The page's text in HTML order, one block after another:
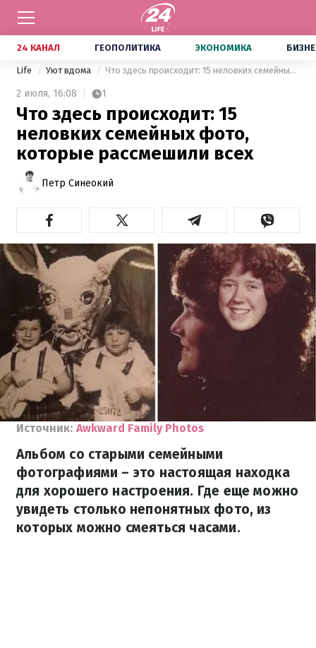
24 КАНАЛ ГЕОПОЛИТИКА ЭКОНОМИКА
Life Уют вдома Что здесь происходит: 15 неловких семейных фото, которые рассмешили всех
2 июля, 16:08 1
Что здесь происходит: 15
неловких семейных фото,
которые рассмешили всех
Петр Синеокий
Источник: Awkward Family Photos
Альбом со старыми семейными
фотографиями – это настоящая находка
для хорошего настроения. Где еще можно
увидеть столько непонятных фото, из
которых можно смеяться часами.